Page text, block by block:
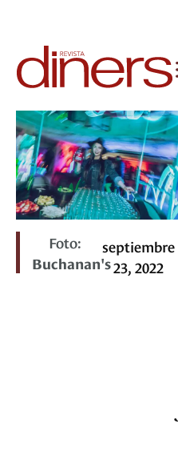
Foto:
Buchanan's
septiembre
23, 2022